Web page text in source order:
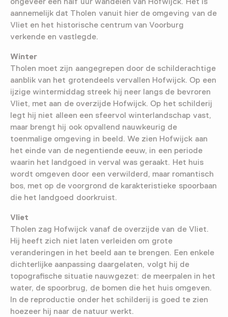
aannemelijk dat Tholen vanuit hier de omgeving van de
Vliet en het historische centrum van Voorburg
verkende en vastlegde.
Winter
Tholen moet zijn aangegrepen door de schilderachtige
aanblik van het grotendeels vervallen Hofwijck. Op een
ijzige wintermiddag streek hij neer langs de bevroren
Vliet, met aan de overzijde Hofwijck. Op het schilderij
legt hij niet alleen een sfeervol winterlandschap vast,
maar brengt hij ook opvallend nauwkeurig de
toenmalige omgeving in beeld. We zien Hofwijck aan
het einde van de negentiende eeuw, in een periode
waarin het landgoed in verval was geraakt. Het huis
wordt omgeven door een verwilderd, maar romantisch
bos, met op de voorgrond de karakteristieke spoorbaan
die het landgoed doorkruist.
Vliet
Tholen zag Hofwijck vanaf de overzijde van de Vliet.
Hij heeft zich niet laten verleiden om grote
veranderingen in het beeld aan te brengen. Een enkele
dichterlijke aanpassing daargelaten, volgt hij de
topografische situatie nauwgezet: de meerpalen in het
water, de spoorbrug, de bomen die het huis omgeven.
In de reproductie onder het schilderij is goed te zien
hoezeer hij naar de natuur werkt.